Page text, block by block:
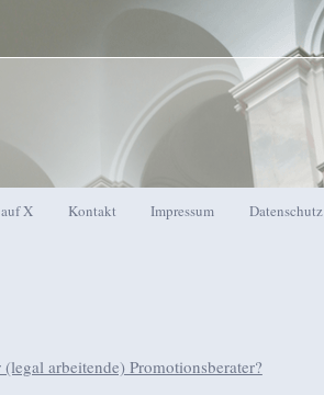
X Kontakt Impressum Datenschutz
arbeitende) Promotionsberater?